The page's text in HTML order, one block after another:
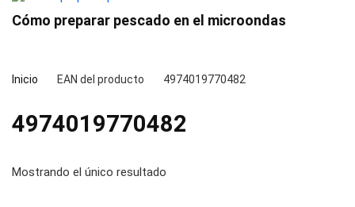
Cómo preparar pescado en el microondas
Inicio EAN del producto 4974019770482
4974019770482
Mostrando el único resultado